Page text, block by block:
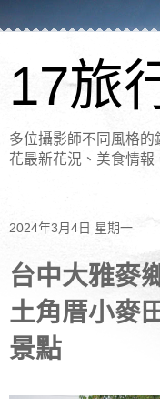
17旅
多位攝影師不同風格
花最新花況、美食情
2024年3月4日 星期一
台中大雅麥
土角厝小麥
景點